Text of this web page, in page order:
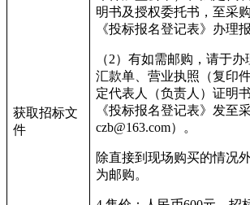
获取招标文
件
明书及授权委托书，至采
《投标报名登记表》办理
（2）有如需邮购，请于
汇款单、营业执照（复印
定代表人（负责人）证明
《投标报名登记表》发至
czb@163.com）。
除直接到现场购买的情况
为邮购。